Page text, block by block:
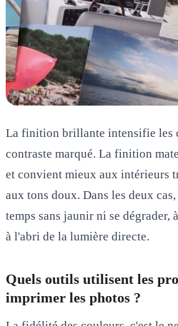
La finition brillante intensifie les
contraste marqué. La finition
et convient mieux aux intérieurs
aux tons doux. Dans les deux
temps sans jaunir ni se dégrader,
à l'abri de la lumière directe.
Quels outils utilisent les
imprimer les photos ?